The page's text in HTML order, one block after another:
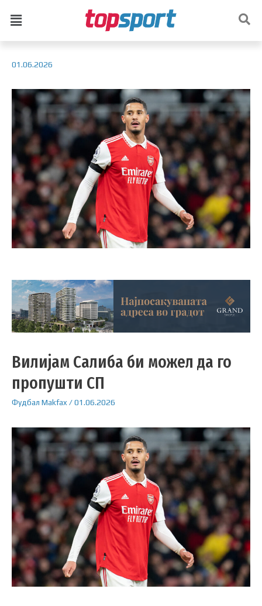
01.06.2026
Вилијам Салиба би можел да го
пропушти СП
Фудбал Makfax/01.06.2026